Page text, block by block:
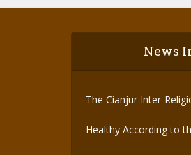
News
The Cianjur Inter-
Healthy According to